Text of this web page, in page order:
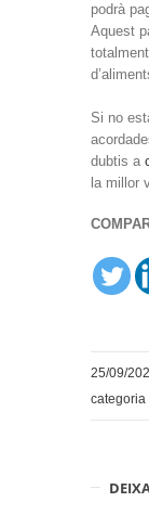
podrà
Aquest
Si no
dubtis a
la millor
25/09/
categoria